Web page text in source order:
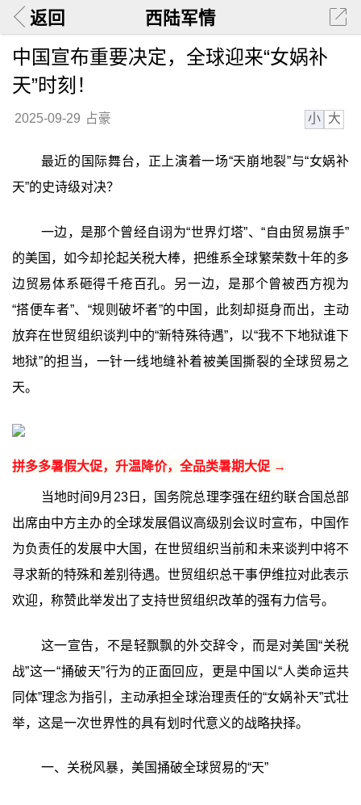
返回 西陆军情
中国宣布重要决定，全球迎来“女娲补
天”时刻！
2025-09-29 占豪 小 大
最近的国际舞台，正上演着一场“天崩地裂”与“女娲补
天”的史诗级对决？
一边，是那个曾经自诩为“世界灯塔”、“自由贸易旗手”
的美国，如今却抡起关税大棒，把维系全球繁荣数十年的多
边贸易体系砸得千疮百孔。另一边，是那个曾被西方视为
“搭便车者”、“规则破坏者”的中国，此刻却挺身而出，主动
放弃在世贸组织谈判中的“新特殊待遇”，以“我不下地狱谁下
地狱”的担当，一针一线地缝补着被美国撕裂的全球贸易之
天。
拼多多暑假大促，升温降价，全品类暑期大促 →
当地时间9月23日，国务院总理李强在纽约联合国总部
出席由中方主办的全球发展倡议高级别会议时宣布，中国作
为负责任的发展中大国，在世贸组织当前和未来谈判中将不
寻求新的特殊和差别待遇。世贸组织总干事伊维拉对此表示
欢迎，称赞此举发出了支持世贸组织改革的强有力信号。
这一宣告，不是轻飘飘的外交辞令，而是对美国“关税
战”这一“捅破天”行为的正面回应，更是中国以“人类命运共
同体”理念为指引，主动承担全球治理责任的“女娲补天”式壮
举，这是一次世界性的具有划时代意义的战略抉择。
一、关税风暴，美国捅破全球贸易的“天”